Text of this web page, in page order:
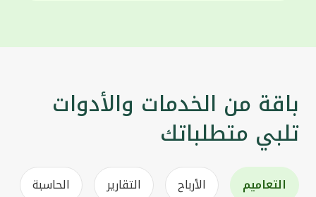
باقة من الخدمات والأدوات
تلبي متطلباتك
التعاميم الأرباح التقارير الحاسبة